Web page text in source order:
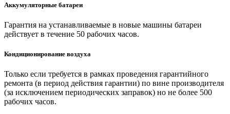
Аккумуляторные батареи
Гарантия на устанавливаемые в новые машины батареи
действует в течение 50 рабочих часов.
Кондиционирование воздуха
Только если требуется в рамках проведения гарантийного
ремонта (в период действия гарантии) по вине производителя
(за исключением периодических заправок) но не более 500
рабочих часов.